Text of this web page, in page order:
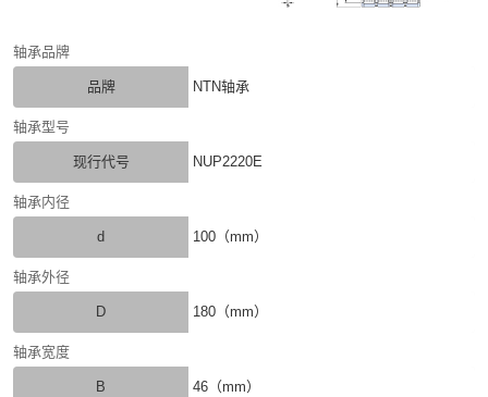
轴承品牌
品牌 NTN轴承
轴承型号
现行代号 NUP2220E
轴承内径
d 100（mm）
轴承外径
D 180（mm）
轴承宽度
B 46（mm）